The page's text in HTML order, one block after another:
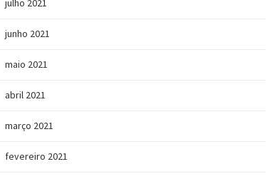
julho 2021
junho 2021
maio 2021
abril 2021
março 2021
fevereiro 2021